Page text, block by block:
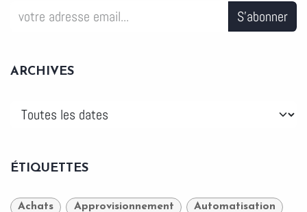
S'abonner
ARCHIVES
ÉTIQUETTES
Achats Approvisionnement Automatisation